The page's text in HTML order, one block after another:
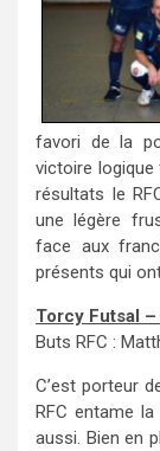
favori de la
victoire logique
résultats le
une légère
face aux
présents qui
Torcy Futsal
Buts RFC :
C’est porteur
RFC entame
aussi. Bien en